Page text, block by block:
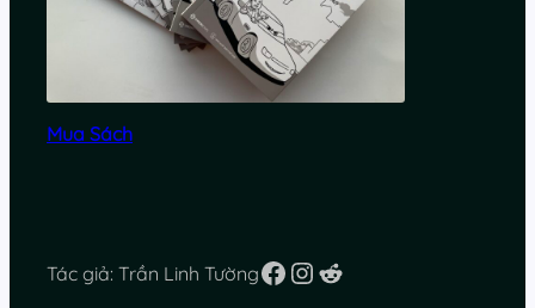
Mua Sách
Tác giả: Trần Linh TườngFacebook
Instagram
Reddit